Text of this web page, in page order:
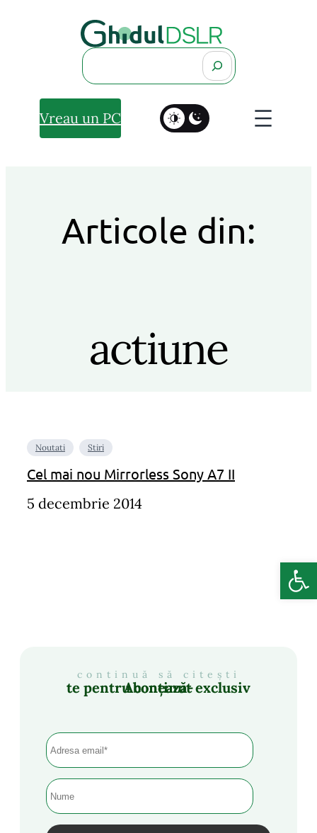
Search
Vreau un PC
Articole din:
actiune
Noutati Stiri
Cel mai nou Mirrorless Sony A7 II
5 decembrie 2014
continuă să citești
Abonează-te pentru conținut exclusiv